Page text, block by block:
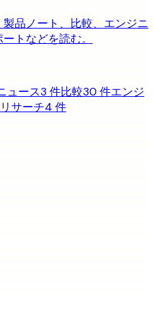
品ノート、比較、エンジニ
トなどを読む。
ュース3 件比較30 件エンジ
リサーチ4 件